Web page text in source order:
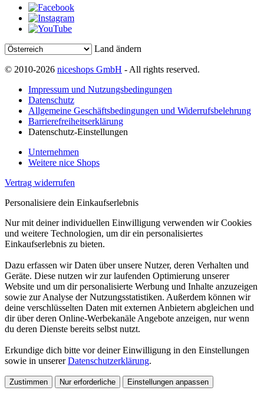
Land ändern
© 2010-2026 niceshops GmbH - All rights reserved.
Impressum und Nutzungsbedingungen
Datenschutz
Allgemeine Geschäftsbedingungen und Widerrufsbelehrung
Barrierefreiheitserklärung
Datenschutz-Einstellungen
Unternehmen
Weitere nice Shops
Vertrag widerrufen
Personalisiere dein Einkaufserlebnis
Nur mit deiner individuellen Einwilligung verwenden wir Cookies
und weitere Technologien, um dir ein personalisiertes
Einkaufserlebnis zu bieten.
Dazu erfassen wir Daten über unsere Nutzer, deren Verhalten und
Geräte. Diese nutzen wir zur laufenden Optimierung unserer
Website und um dir personalisierte Werbung und Inhalte anzuzeigen
sowie zur Analyse der Nutzungsstatistiken. Außerdem können wir
deine verschlüsselten Daten mit externen Anbietern abgleichen und
dir über deren Online-Werbekanäle Angebote anzeigen, nur wenn
du deren Dienste bereits selbst nutzt.
Erkundige dich bitte vor deiner Einwilligung in den Einstellungen
sowie in unsererDatenschutzerklärung.
Zustimmen Nur erforderliche Einstellungen anpassen